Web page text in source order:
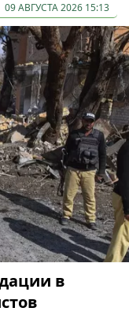
09 АВГУСТА 2026 15:13
в